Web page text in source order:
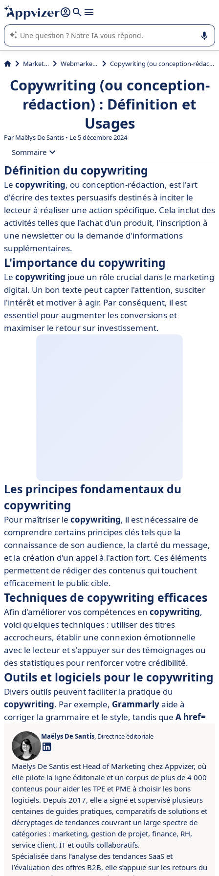
répondre (plusieurs lignes avec
L'IA de Appvizer vous guide dans l'utilisation ou la sélection de
logiciel SaaS en entreprise.
Marketing Webmarketing Copywriting (ou conception-rédaction) : Définition et Usages
Copywriting (ou conception-
rédaction) : Définition et
Usages
ParMaëlys De Santis • Le 5 décembre 2024
Sommaire
• Définition du copywriting
• L'importance du copywriting
• Les principes fondamentaux du copywriting
• Techniques de copywriting efficaces
• Outils et logiciels pour le copywriting
Définition du copywriting
Le copywriting, ou conception-rédaction, est l'art
d'écrire des textes persuasifs destinés à inciter le
lecteur à réaliser une action spécifique. Cela inclut des
activités telles que l'achat d'un produit, l'inscription à
une newsletter ou la demande d'informations
supplémentaires.
L'importance du copywriting
Le copywriting joue un rôle crucial dans le marketing
digital. Un bon texte peut capter l'attention, susciter
l'intérêt et motiver à agir. Par conséquent, il est
essentiel pour augmenter les conversions et
maximiser le retour sur investissement.
Les principes fondamentaux du
copywriting
Pour maîtriser le copywriting, il est nécessaire de
comprendre certains principes clés tels que la
connaissance de son audience, la clarté du message,
et la création d'un appel à l'action fort. Ces éléments
permettent de rédiger des contenus qui touchent
efficacement le public cible.
Techniques de copywriting efficaces
Afin d'améliorer vos compétences en copywriting,
voici quelques techniques : utiliser des titres
accrocheurs, établir une connexion émotionnelle
avec le lecteur et s'appuyer sur des témoignages ou
des statistiques pour renforcer votre crédibilité.
Outils et logiciels pour le copywriting
Divers outils peuvent faciliter la pratique du
copywriting. Par exemple, Grammarlyaide à
corriger la grammaire et le style, tandis que A href=
Maëlys De Santis, Directrice éditoriale
Maëlys De Santis est Head of Marketing chez Appvizer, où
elle pilote la ligne éditoriale et un corpus de plus de 4 000
contenus pour aider les TPE et PME à choisir les bons
logiciels. Depuis 2017, elle a signé et supervisé plusieurs
centaines de guides pratiques, comparatifs de solutions et
décryptages de tendances couvrant un large spectre de
catégories : marketing, gestion de projet, finance, RH,
service client, IT et outils collaboratifs.
Spécialisée dans l’analyse des tendances SaaS et
l’évaluation des offres B2B, elle s’appuie sur les retours du